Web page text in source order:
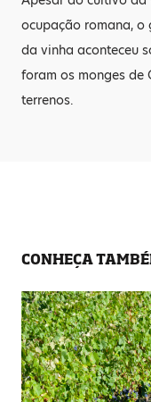
ocupação romana, o
da vinha aconteceu
foram os monges de
terrenos.
CONHEÇA